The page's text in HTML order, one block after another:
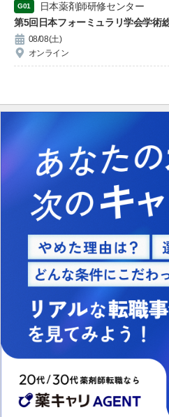
G01
日本薬剤師研修センター
第5回日本フォーミュラリ学会学術
08/08(土)
オンライン